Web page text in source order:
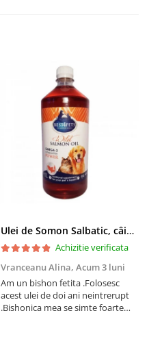
Ulei de Somon Salbatic, câini și pisici, piele si blană, BEST4PETS, 1l
Achizitie verificata
Vranceanu Alina, Acum 3 luni
Am un bishon fetita .Folosesc
acest ulei de doi ani neintrerupt
.Bishonica mea se simte foarte